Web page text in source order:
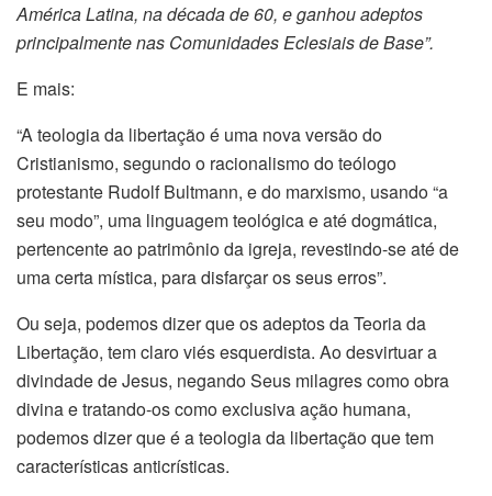
América Latina, na década de 60, e ganhou adeptos
principalmente nas Comunidades Eclesiais de Base”.
E mais:
“A teologia da libertação é uma nova versão do
Cristianismo, segundo o racionalismo do teólogo
protestante Rudolf Bultmann, e do marxismo, usando “a
seu modo”, uma linguagem teológica e até dogmática,
pertencente ao patrimônio da igreja, revestindo-se até de
uma certa mística, para disfarçar os seus erros”.
Ou seja, podemos dizer que os adeptos da Teoria da
Libertação, tem claro viés esquerdista. Ao desvirtuar a
divindade de Jesus, negando Seus milagres como obra
divina e tratando-os como exclusiva ação humana,
podemos dizer que é a teologia da libertação que tem
características anticrísticas.